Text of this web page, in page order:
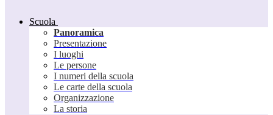
Scuola
Panoramica
Presentazione
I luoghi
Le persone
I numeri della scuola
Le carte della scuola
Organizzazione
La storia